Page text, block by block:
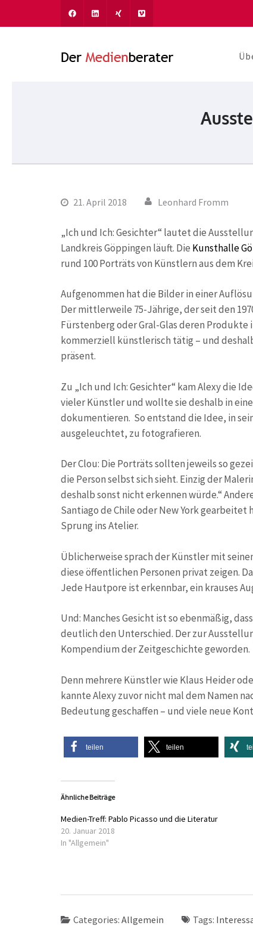
21. April 2018 Leonhard Fromm
„Ich und Ich: Gesichter“ lautet die
Landkreis Göppingen läuft. Die Kunsthalle
rund 100 Porträts von Künstlern aus dem
Aufgenommen hat die Bilder in einer
Der mittlerweile 75-Jährige, der seit den
Fürstenberg oder Gral-Glas deren
kommerziell künstlerisch tätig – und
präsent.
Zu „Ich und Ich: Gesichter“ kam Alexy die
vieler Künstler und wollte sie deshalb in
dokumentieren. So entstand die Idee, in
ausgeleuchtet, zu fotografieren.
Der Clou: Die Porträts sollten jeweils so
die Person selbst sich sieht. Einzig der
deshalb sonst nicht erkennen würde.“
Santiago de Chile oder New York
Sprung ins Atelier.
Üblicherweise sprach der Künstler mit
diese öffentlichen Personen privat zeigen.
Jede Hautpore ist erkennbar, ein krauses
Und: Manches Gesicht ist so ebenmäßig,
deutlich den Unterschied. Der zur
Kompendium der Zeitgeschichte geworden.
Denn mehrere Künstler wie Klaus Heider
kannte Alexy zuvor nicht mal dem Namen
Bedeutung geschaffen – und viele neue
teilen teilen
Ähnliche Beiträge
Medien-Treff: Pablo Picasso und die Literatur
20. Januar 2018
In "Allgemein"
Categories: Allgemein Tags: